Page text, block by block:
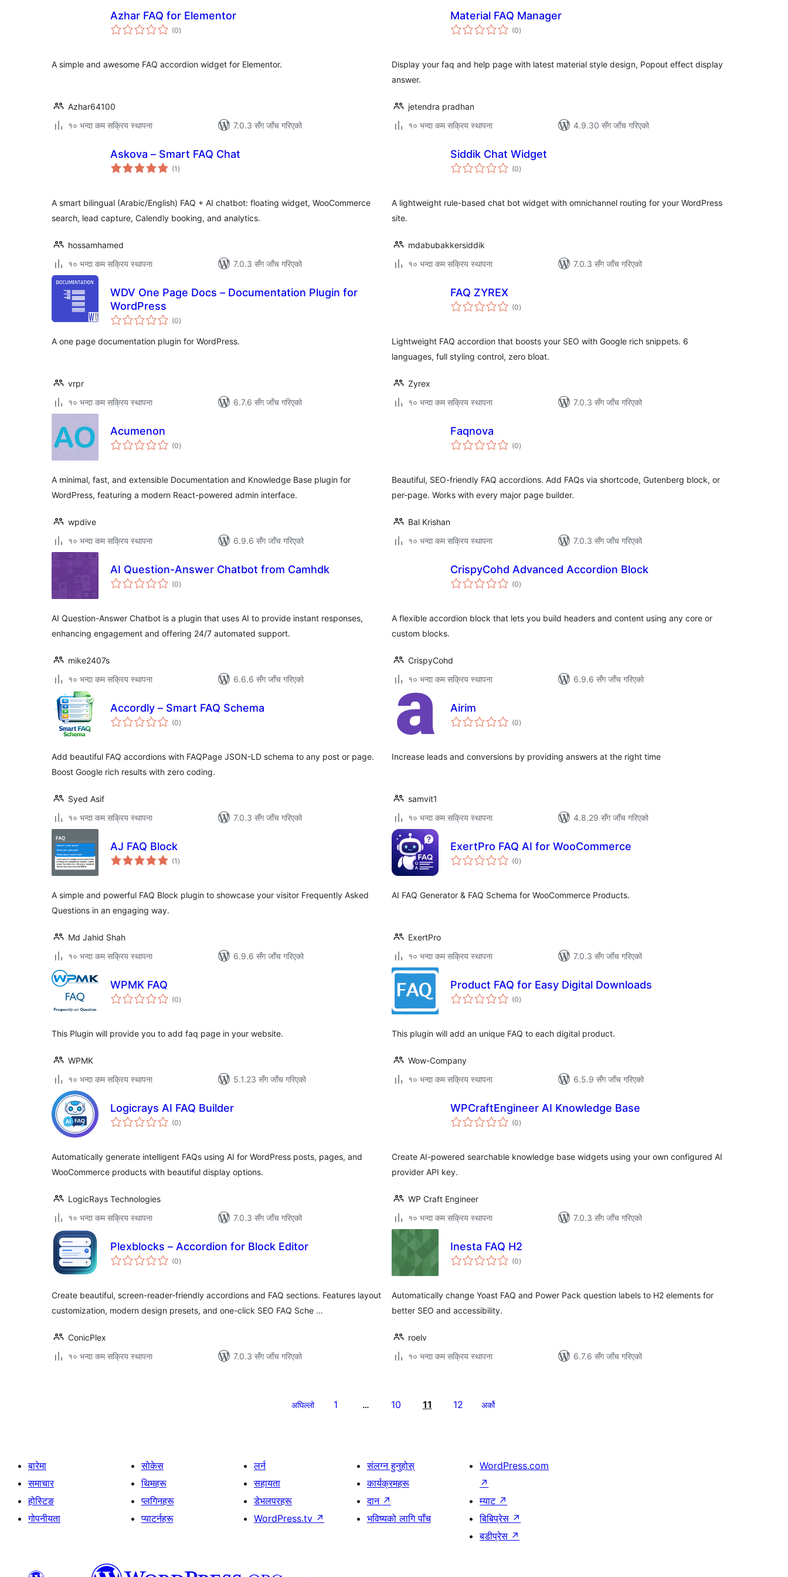
Azhar FAQ for Elementor
(0कुल
रेटिङ्गहरू
)
A simple and awesome FAQ accordion widget for Elementor.
Azhar64100
१० भन्दा कम सक्रिय स्थापना
7.0.3 सँग जाँच गरिएको
Material FAQ Manager
(0कुल
रेटिङ्गहरू
)
Display your faq and help page with latest material style design, Popout effect display
answer.
jetendra pradhan
१० भन्दा कम सक्रिय स्थापना
4.9.30 सँग जाँच गरिएको
Askova – Smart FAQ Chat
(1 कुल
रेटिङ्गहरू
)
A smart bilingual (Arabic/English) FAQ + AI chatbot: floating widget, WooCommerce
search, lead capture, Calendly booking, and analytics.
hossamhamed
१० भन्दा कम सक्रिय स्थापना
7.0.3 सँग जाँच गरिएको
Siddik Chat Widget
(0कुल
रेटिङ्गहरू
)
A lightweight rule-based chat bot widget with omnichannel routing for your WordPress
site.
mdabubakkersiddik
१० भन्दा कम सक्रिय स्थापना
7.0.3 सँग जाँच गरिएको
WDV One Page Docs – Documentation Plugin for
WordPress
(0कुल
रेटिङ्गहरू
)
A one page documentation plugin for WordPress.
vrpr
१० भन्दा कम सक्रिय स्थापना
6.7.6 सँग जाँच गरिएको
FAQ ZYREX
(0कुल
रेटिङ्गहरू
)
Lightweight FAQ accordion that boosts your SEO with Google rich snippets. 6
languages, full styling control, zero bloat.
Zyrex
१० भन्दा कम सक्रिय स्थापना
7.0.3 सँग जाँच गरिएको
Acumenon
(0कुल
रेटिङ्गहरू
)
A minimal, fast, and extensible Documentation and Knowledge Base plugin for
WordPress, featuring a modern React-powered admin interface.
wpdive
१० भन्दा कम सक्रिय स्थापना
6.9.6 सँग जाँच गरिएको
Faqnova
(0कुल
रेटिङ्गहरू
)
Beautiful, SEO-friendly FAQ accordions. Add FAQs via shortcode, Gutenberg block, or
per-page. Works with every major page builder.
Bal Krishan
१० भन्दा कम सक्रिय स्थापना
7.0.3 सँग जाँच गरिएको
AI Question-Answer Chatbot from Camhdk
(0कुल
रेटिङ्गहरू
)
AI Question-Answer Chatbot is a plugin that uses AI to provide instant responses,
enhancing engagement and offering 24/7 automated support.
mike2407s
१० भन्दा कम सक्रिय स्थापना
6.6.6 सँग जाँच गरिएको
CrispyCohd Advanced Accordion Block
(0कुल
रेटिङ्गहरू
)
A flexible accordion block that lets you build headers and content using any core or
custom blocks.
CrispyCohd
१० भन्दा कम सक्रिय स्थापना
6.9.6 सँग जाँच गरिएको
Accordly – Smart FAQ Schema
(0कुल
रेटिङ्गहरू
)
Add beautiful FAQ accordions with FAQPage JSON-LD schema to any post or page.
Boost Google rich results with zero coding.
Syed Asif
१० भन्दा कम सक्रिय स्थापना
7.0.3 सँग जाँच गरिएको
Airim
(0कुल
रेटिङ्गहरू
)
Increase leads and conversions by providing answers at the right time
samvit1
१० भन्दा कम सक्रिय स्थापना
4.8.29 सँग जाँच गरिएको
AJ FAQ Block
(1 कुल
रेटिङ्गहरू
)
A simple and powerful FAQ Block plugin to showcase your visitor Frequently Asked
Questions in an engaging way.
Md Jahid Shah
१० भन्दा कम सक्रिय स्थापना
6.9.6 सँग जाँच गरिएको
ExertPro FAQ AI for WooCommerce
(0कुल
रेटिङ्गहरू
)
AI FAQ Generator & FAQ Schema for WooCommerce Products.
ExertPro
१० भन्दा कम सक्रिय स्थापना
7.0.3 सँग जाँच गरिएको
WPMK FAQ
(0कुल
रेटिङ्गहरू
)
This Plugin will provide you to add faq page in your website.
WPMK
१० भन्दा कम सक्रिय स्थापना
5.1.23 सँग जाँच गरिएको
Product FAQ for Easy Digital Downloads
(0कुल
रेटिङ्गहरू
)
This plugin will add an unique FAQ to each digital product.
Wow-Company
१० भन्दा कम सक्रिय स्थापना
6.5.9 सँग जाँच गरिएको
Logicrays AI FAQ Builder
(0कुल
रेटिङ्गहरू
)
Automatically generate intelligent FAQs using AI for WordPress posts, pages, and
WooCommerce products with beautiful display options.
LogicRays Technologies
१० भन्दा कम सक्रिय स्थापना
7.0.3 सँग जाँच गरिएको
WPCraftEngineer AI Knowledge Base
(0कुल
रेटिङ्गहरू
)
Create AI-powered searchable knowledge base widgets using your own configured AI
provider API key.
WP Craft Engineer
१० भन्दा कम सक्रिय स्थापना
7.0.3 सँग जाँच गरिएको
Plexblocks – Accordion for Block Editor
(0कुल
रेटिङ्गहरू
)
Create beautiful, screen-reader-friendly accordions and FAQ sections. Features layout
customization, modern design presets, and one-click SEO FAQ Sche …
ConicPlex
१० भन्दा कम सक्रिय स्थापना
7.0.3 सँग जाँच गरिएको
Inesta FAQ H2
(0कुल
रेटिङ्गहरू
)
Automatically change Yoast FAQ and Power Pack question labels to H2 elements for
better SEO and accessibility.
roelv
१० भन्दा कम सक्रिय स्थापना
6.7.6 सँग जाँच गरिएको
अघिल्लो 1 … 10 11 12 अर्को
बारेमा
समाचार
होस्टिङ
गोपनीयता
सोकेस
थिमहरू
प्लगिनहरू
प्याटर्नहरू
लर्न
सहायता
डेभलपरहरू
WordPress.tv ↗
संलग्न हुनुहोस्
कार्यक्रमहरू
दान ↗
भविष्यको लागि पाँच
WordPress.com
↗
म्याट ↗
बिबिप्रेस ↗
बडीप्रेस ↗